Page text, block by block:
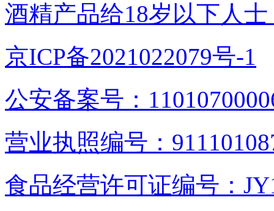
酒精产品给18岁以下人士
京ICP备2021022079号-1
公安备案号：
营业执照编号：
食品经营许可证编号：